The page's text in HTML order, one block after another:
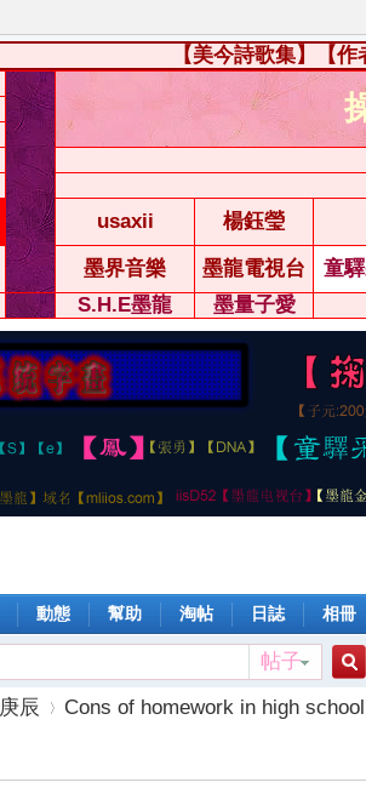
【美今詩歌集】【
usaxii 楊鈺瑩
墨界音樂 墨龍電視台 童
S.H.E墨龍 墨量子愛
動態 幫助 淘帖 日誌 相冊
帖子
搜
庚辰
Cons of homework in high